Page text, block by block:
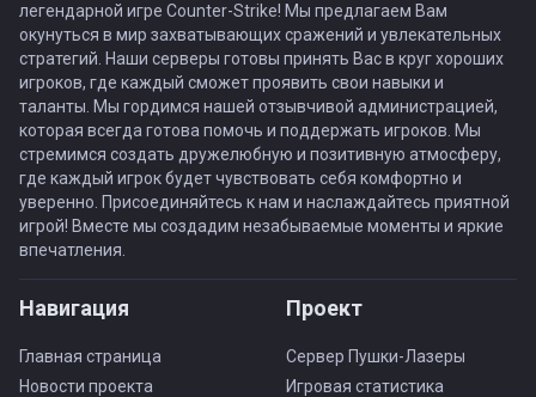
легендарной игре Counter-Strike! Мы предлагаем Вам
окунуться в мир захватывающих сражений и увлекательных
стратегий. Наши серверы готовы принять Вас в круг хороших
игроков, где каждый сможет проявить свои навыки и
таланты. Мы гордимся нашей отзывчивой администрацией,
которая всегда готова помочь и поддержать игроков. Мы
стремимся создать дружелюбную и позитивную атмосферу,
где каждый игрок будет чувствовать себя комфортно и
уверенно. Присоединяйтесь к нам и наслаждайтесь приятной
игрой! Вместе мы создадим незабываемые моменты и яркие
впечатления.
Навигация
Главная страница
Новости проекта
Проект
Сервер Пушки-Лазеры
Игровая статистика